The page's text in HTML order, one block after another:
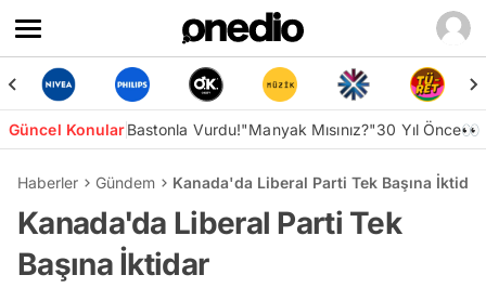
Güncel KonularBastonla Vurdu!"Manyak Mısınız?"30 Yıl Önce👀
Haberler Gündem Kanada'da Liberal Parti Tek Başına İktidar
Kanada'da Liberal Parti Tek
Başına İktidar